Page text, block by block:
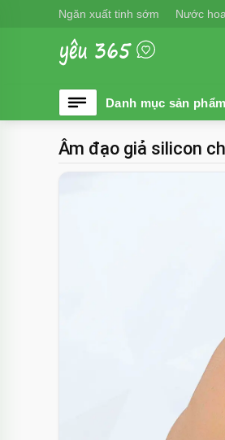
Ngăn xuất tinh sớm Nước
Âm đạo giả silicon